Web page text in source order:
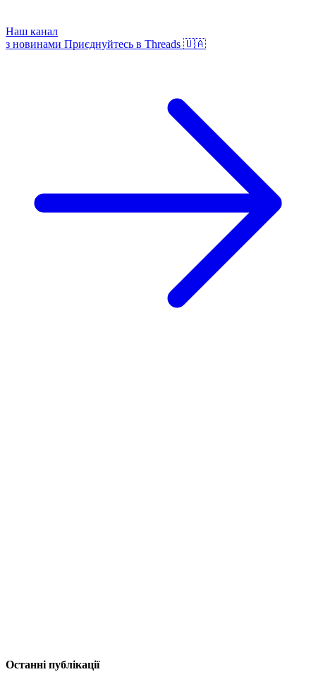
Наш канал
з новинами Приєднуйтесь в Threads 🇺🇦
Останні публікації